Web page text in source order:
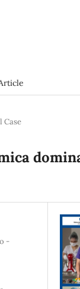
Case
-